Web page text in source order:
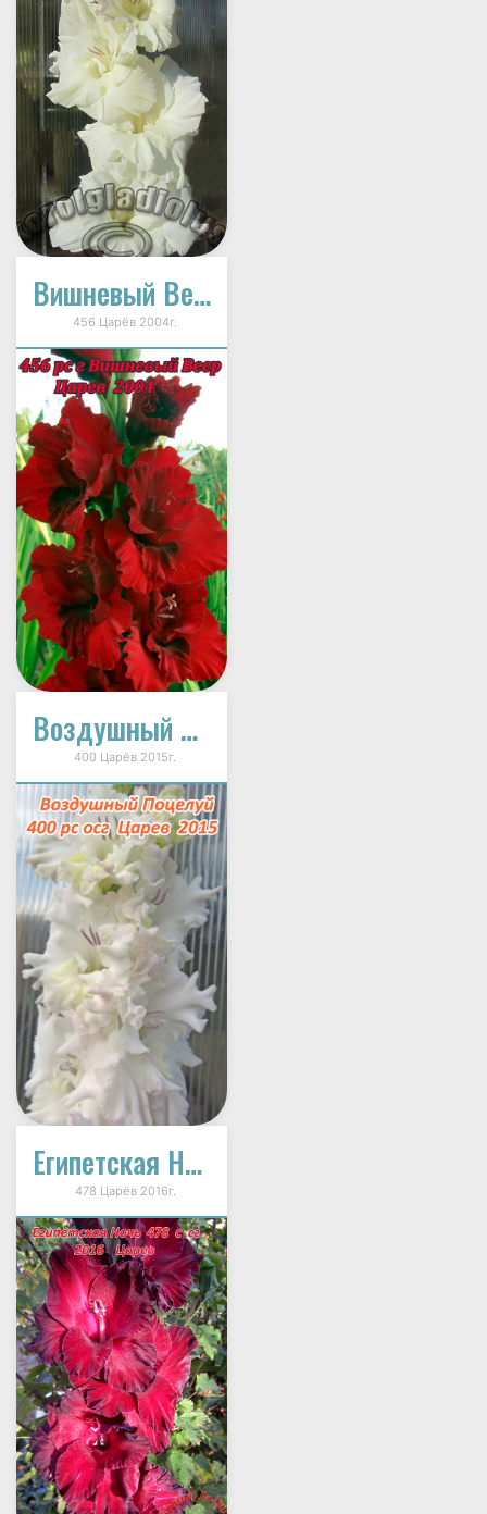
Вишневый Веер
456 Царёв 2004г.
Воздушный Поцелуй
400 Царёв 2015г.
Египетская Ночь
478 Царёв 2016г.